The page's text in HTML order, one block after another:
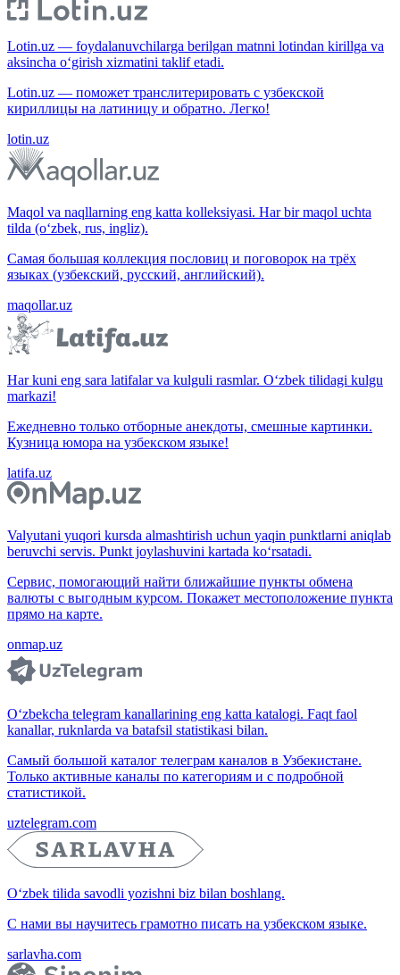
Lotin.uz — foydalanuvchilarga berilgan matnni lotindan kirillga va
aksincha o‘girish xizmatini taklif etadi.
Lotin.uz — поможет транслитерировать с узбекской
кириллицы на латиницу и обратно. Легко!
lotin.uz
Maqol va naqllarning eng katta kolleksiyasi. Har bir maqol uchta
tilda (o‘zbek, rus, ingliz).
Самая большая коллекция пословиц и поговорок на трёх
языках (узбекский, русский, английский).
maqollar.uz
Har kuni eng sara latifalar va kulguli rasmlar. O‘zbek tilidagi kulgu
markazi!
Ежедневно только отборные анекдоты, смешные картинки.
Кузница юмора на узбекском языке!
latifa.uz
Valyutani yuqori kursda almashtirish uchun yaqin punktlarni aniqlab
beruvchi servis. Punkt joylashuvini kartada ko‘rsatadi.
Сервис, помогающий найти ближайшие пункты обмена
валюты с выгодным курсом. Покажет местоположение пункта
прямо на карте.
onmap.uz
O‘zbekcha telegram kanallarining eng katta katalogi. Faqt faol
kanallar, ruknlarda va batafsil statistikasi bilan.
Самый большой каталог телеграм каналов в Узбекистане.
Только активные каналы по категориям и с подробной
статистикой.
uztelegram.com
O‘zbek tilida savodli yozishni biz bilan boshlang.
С нами вы научитесь грамотно писать на узбекском языке.
sarlavha.com